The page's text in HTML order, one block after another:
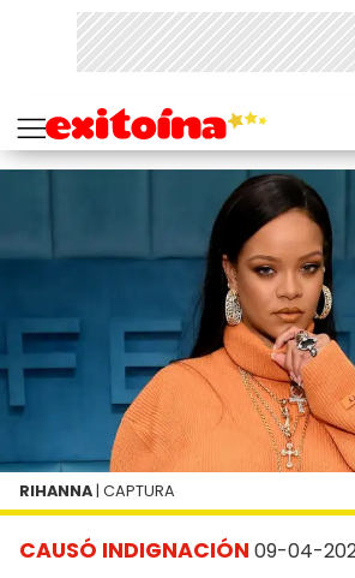
CAUSÓ INDIGNACIÓN 09-04-
RIHANNA | CAPTURA